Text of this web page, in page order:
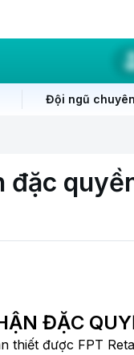
Đội ngũ
ĐẶC
thiết được FPT